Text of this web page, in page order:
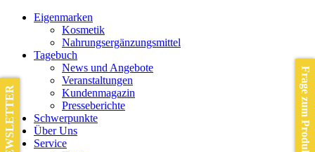
Eigenmarken
Kosmetik
Nahrungsergänzungsmittel
Tagebuch
News und Angebote
Veranstaltungen
Kundenmagazin
Presseberichte
Schwerpunkte
Über Uns
Service
Frage zum Produkt?
NEWSLETTER